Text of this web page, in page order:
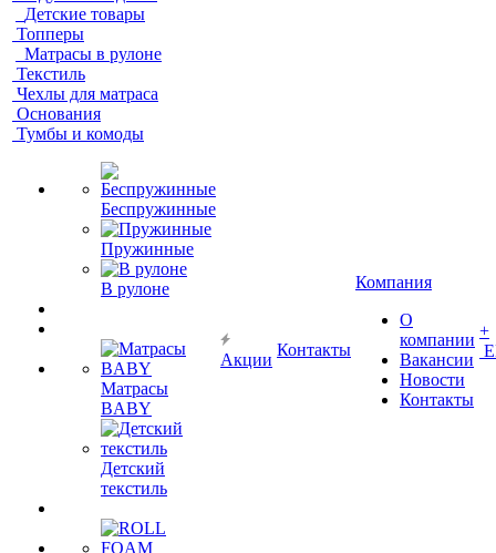
Детские товары
Топперы
Матрасы в рулоне
Текстиль
Чехлы для матраса
Основания
Тумбы и комоды
Беспружинные
Пружинные
В рулоне
Матрасы
BABY
Детский
текстиль
Акции
Контакты
Компания
О
компании
Вакансии
Новости
Контакты
+